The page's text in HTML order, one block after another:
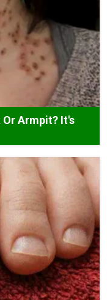
Or Armpit? It's